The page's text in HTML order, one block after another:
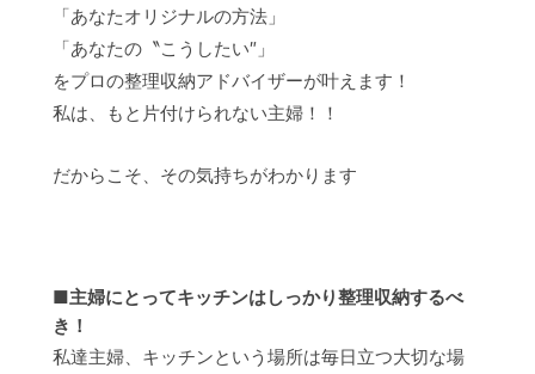
「あなたオリジナルの方法」
「あなたの〝こうしたい″」
をプロの整理収納アドバイザーが叶えます！
私は、もと片付けられない主婦！！
だからこそ、その気持ちがわかります
■主婦にとってキッチンはしっかり整理収納するべ
き！
私達主婦、キッチンという場所は毎日立つ大切な場